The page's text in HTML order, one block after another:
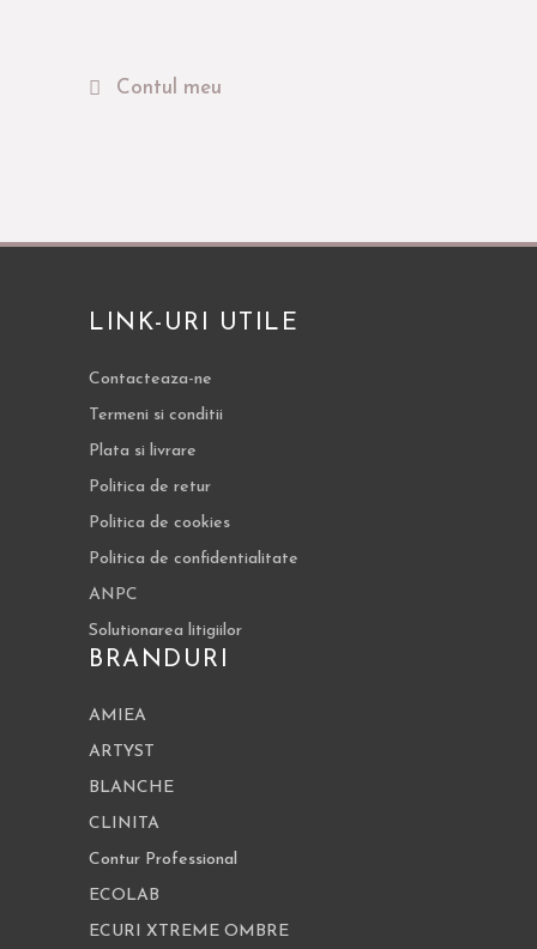
Contul meu
LINK-URI UTILE
Contacteaza-ne
Termeni si conditii
Plata si livrare
Politica de retur
Politica de cookies
Politica de confidentialitate
ANPC
Solutionarea litigiilor
BRANDURI
AMIEA
ARTYST
BLANCHE
CLINITA
Contur Professional
ECOLAB
ECURI XTREME OMBRE